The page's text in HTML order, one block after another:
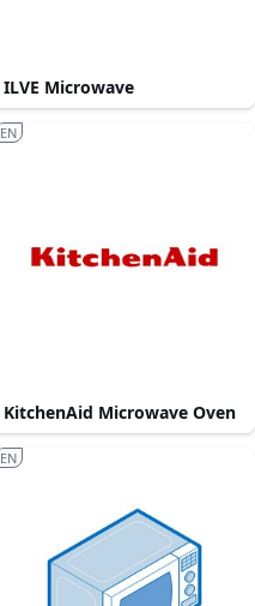
ILVE Microwave
KitchenAid Microwave Oven
EN
EN